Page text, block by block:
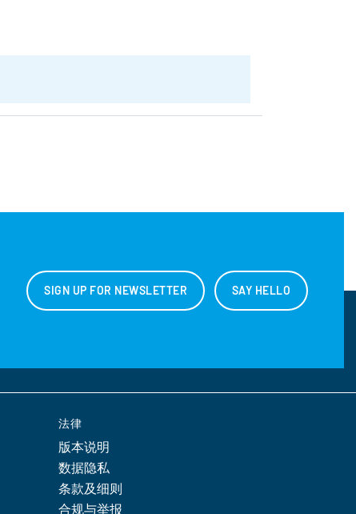
SIGN UP FOR NEWSLETTER SAY HELLO
法律
版本说明
数据隐私
条款及细则
合规与举报